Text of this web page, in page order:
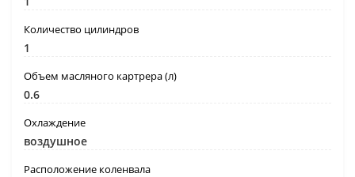
Количество цилиндров
1
Объем масляного картрера (л)
0.6
Охлаждение
воздушное
Расположение коленвала